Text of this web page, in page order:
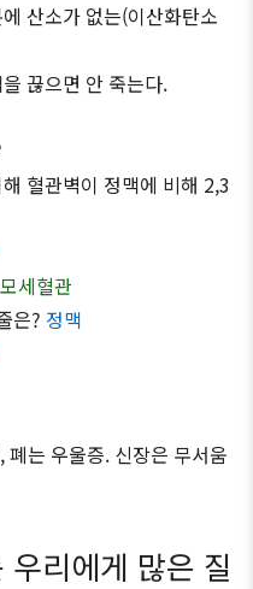
산소가 없는(이산화탄소
끊으면 안 죽는다.
혈관벽이 정맥에 비해 2,3
모세혈관
은? 정맥
는 우울증. 신장은 무서움
리에게 많은 질